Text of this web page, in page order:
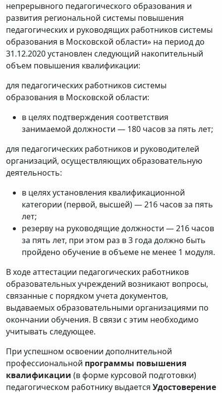
непрерывного педагогического образования и
развития региональной системы повышения
педагогических и руководящих работников системы
образования в Московской области» на период до
31.12.2020 установлен следующий накопительный
объем повышения квалификации:
для педагогических работников системы
образования в Московской области:
в целях подтверждения соответствия
занимаемой должности — 180 часов за пять лет;
для педагогических работников и руководителей
организаций, осуществляющих образовательную
деятельность:
в целях установления квалификационной
категории (первой, высшей) — 216 часов за пять
лет;
резерву на руководящие должности — 216 часов
за пять лет, при этом раз в 3 года должно быть
пройдено обучение в объеме не менее 1 модуля.
В ходе аттестации педагогических работников
образовательных учреждений возникают вопросы,
связанные с порядком учета документов,
выдаваемых образовательными организациями по
окончании обучения. В связи с этим необходимо
учитывать следующее.
При успешном освоении дополнительной
профессиональной программы повышения
квалификации (в форме курсовой подготовки)
педагогическом работнику выдается Удостоверение